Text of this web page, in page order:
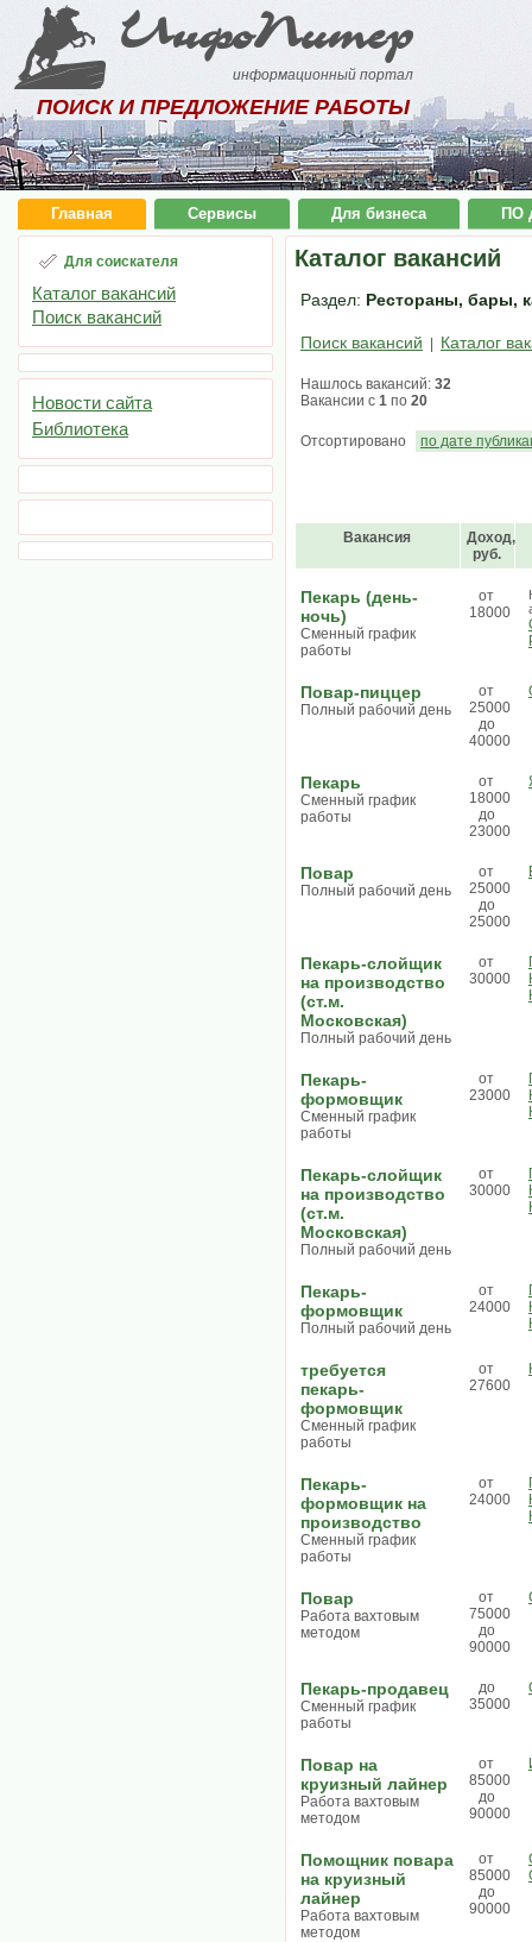
ИнфоПитер
информационный портал
ПОИСК И ПРЕДЛОЖЕНИЕ РАБОТЫ
Главная Сервисы Для бизнеса ПО
Для соискателя
Каталог вакансий
Поиск вакансий
Новости сайта
Библиотека
Каталог вакансий
Раздел: Рестораны, бары,
Поиск вакансий Каталог
Нашлось вакансий: 32
Вакансии с 1 по 20
Отсортировано по дате
Вакансия
Доход,
руб.
Пекарь (день-
ночь)
Сменный график
работы
от
18000
Повар-пиццер
Полный рабочий день
от
25000
до
40000
Пекарь
Сменный график
работы
от
18000
до
23000
Повар
Полный рабочий день
от
25000
до
25000
Пекарь-слойщик
на производство
(ст.м.
Московская)
Полный рабочий день
от
30000
Пекарь-
формовщик
Сменный график
работы
от
23000
Пекарь-слойщик
на производство
(ст.м.
Московская)
Полный рабочий день
от
30000
Пекарь-
формовщик
Полный рабочий день
от
24000
требуется
пекарь-
формовщик
Сменный график
работы
от
27600
Пекарь-
формовщик на
производство
Сменный график
работы
от
24000
Повар
Работа вахтовым
методом
от
75000
до
90000
Пекарь-продавец
Сменный график
работы
до
35000
Повар на
круизный лайнер
Работа вахтовым
методом
от
85000
до
90000
Помощник повара
на круизный
лайнер
Работа вахтовым
методом
от
85000
до
90000